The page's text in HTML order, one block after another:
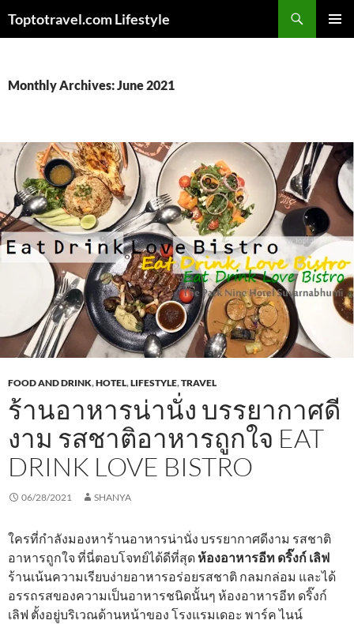
Toptotravel.com Lifestyle
Monthly Archives: June 2021
FOOD AND DRINK,HOTEL,LIFESTYLE,TRAVEL
ร้านอาหารน่านั่ง บรรยากาศดี
งาม รสชาติอาหารถูกใจ EAT
DRINK LOVE BISTRO
06/28/2021 SHANYA
ใครที่กำลังมองหาร้านอาหารน่านั่ง บรรยากาศดีงาม รสชาติ
อาหารถูกใจ ที่นี่ตอบโจทย์ได้ดีที่สุด ห้องอาหารอีท ดริ๊งก์ เลิฟ
ร้านเน้นความเรียบง่ายอาหารอร่อยรสชาติ กลมกล่อม และได้
อรรถรสของความเป็นอาหารชนิดนั้นๆ ห้องอาหารอีท ดริ๊งก์
เลิฟ ตั้งอยู่บริเวณด้านหน้าของ โรงแรมเดอะ พาร์ค ไนน์